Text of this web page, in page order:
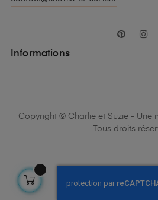
Informations
Copyright © Charlie et Suzie - Une
Tous droits